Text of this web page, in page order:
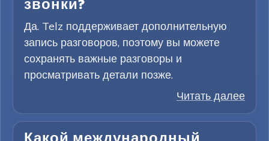
звонки?
Да. Telz поддерживает дополнительную
запись разговоров, поэтому вы можете
сохранять важные разговоры и
просматривать детали позже.
Читать далее